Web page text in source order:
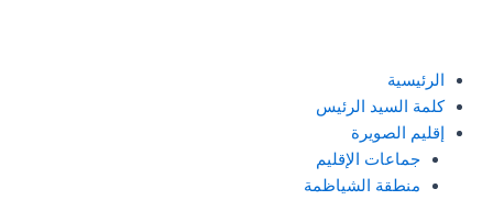
الرئيسية
كلمة السيد الرئيس
إقليم الصويرة
جماعات الإقليم
منطقة الشياظمة